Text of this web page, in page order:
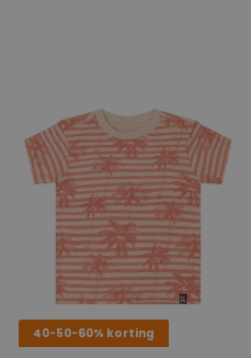
40-50-60% korting